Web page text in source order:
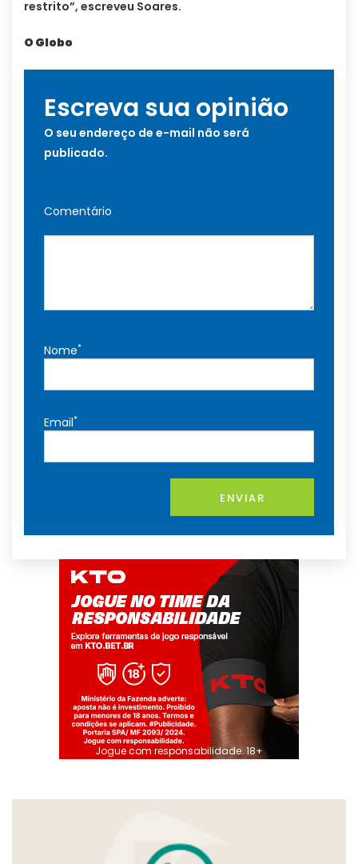
restrito”, escreveu Soares.
O Globo
Escreva sua opinião
O seu endereço de e-mail não será
publicado.
Comentário
Nome*
Email*
ENVIAR
Jogue com responsabilidade. 18+